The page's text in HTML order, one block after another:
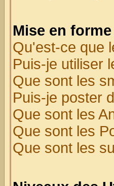
Mise en
Qu'est-ce que
Puis-je utiliser
Que sont les
Puis-je poster
Que sont les
Que sont les
Que sont les